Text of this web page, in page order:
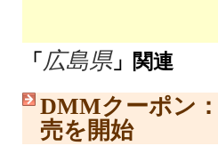
「 広島県 」関連
DMMクーポン
売を開始